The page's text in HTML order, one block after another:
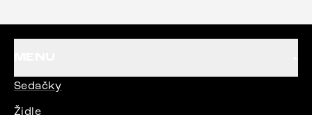
Sedačky
Židle